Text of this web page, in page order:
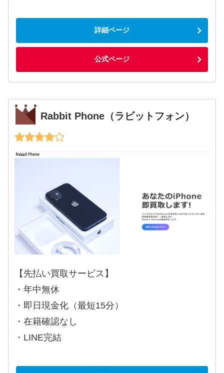
詳細ページ
公式ページ
Rabbit Phone（ラビットフォン）
【先払い買取サービス】
・年中無休
・即日現金化（最短15分）
・在籍確認なし
・LINE完結